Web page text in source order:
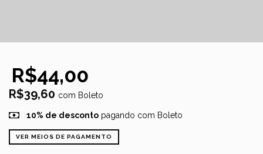
R$44,00
R$39,60 com Boleto
10% de descontopagando com Boleto
VER MEIOS DE PAGAMENTO